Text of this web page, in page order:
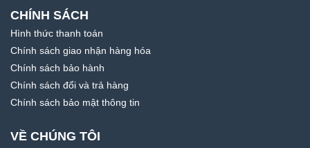
CHÍNH SÁCH
Hình thức thanh toán
Chính sách giao nhận hàng hóa
Chính sách bảo hành
Chính sách đổi và trả hàng
Chính sách bảo mật thông tin
VỀ CHÚNG TÔI